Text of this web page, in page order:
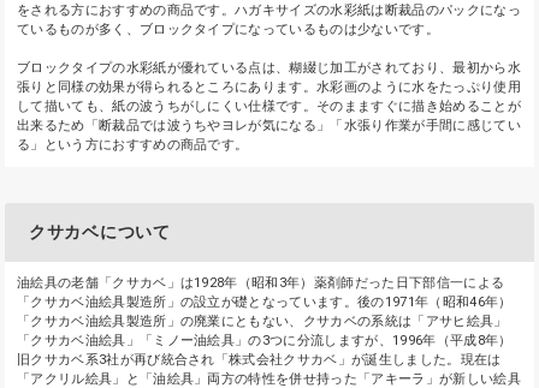
をされる方におすすめの商品です。ハガキサイズの水彩紙は断裁品のパックになっ
ているものが多く、ブロックタイプになっているものは少ないです。
ブロックタイプの水彩紙が優れている点は、糊綴じ加工がされており、最初から水
張りと同様の効果が得られるところにあります。水彩画のように水をたっぷり使用
して描いても、紙の波うちがしにくい仕様です。そのまますぐに描き始めることが
出来るため「断裁品では波うちやヨレが気になる」「水張り作業が手間に感じてい
る」という方におすすめの商品です。
クサカベについて
油絵具の老舗「クサカベ」は1928年（昭和3年）薬剤師だった日下部信一による
「クサカベ油絵具製造所」の設立が礎となっています。後の1971年（昭和46年）
「クサカベ油絵具製造所」の廃業にともない、クサカベの系統は「アサヒ絵具」
「クサカベ油絵具」「ミノー油絵具」の3つに分流しますが、1996年（平成8年）
旧クサカベ系3社が再び統合され「株式会社クサカベ」が誕生しました。現在は
「アクリル絵具」と「油絵具」両方の特性を併せ持った「アキーラ」が新しい絵具